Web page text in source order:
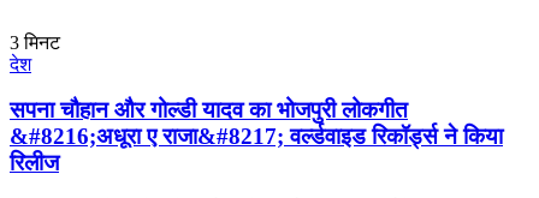
3मिनट
देश
सपना चौहान और गोल्डी यादव का भोजपुरी लोकगीत
&#8216;अधूरा ए राजा&#8217; वर्ल्डवाइड रिकॉर्ड्स ने किया
रिलीज